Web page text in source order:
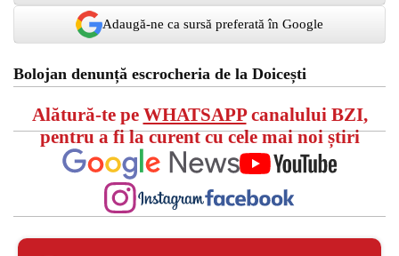
Adaugă-ne ca sursă preferată în Google
Bolojan denunță escrocheria de la Doicești
Alătură-te pe WHATSAPPcanalului BZI,
pentru a fi la curent cu cele mai noi știri